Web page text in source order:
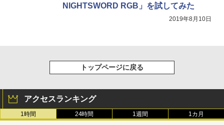
NIGHTSWORD RGB」を試してみた
2019年8月10日
トップページに戻る
アクセスランキング
1時間 24時間 1週間 1カ月